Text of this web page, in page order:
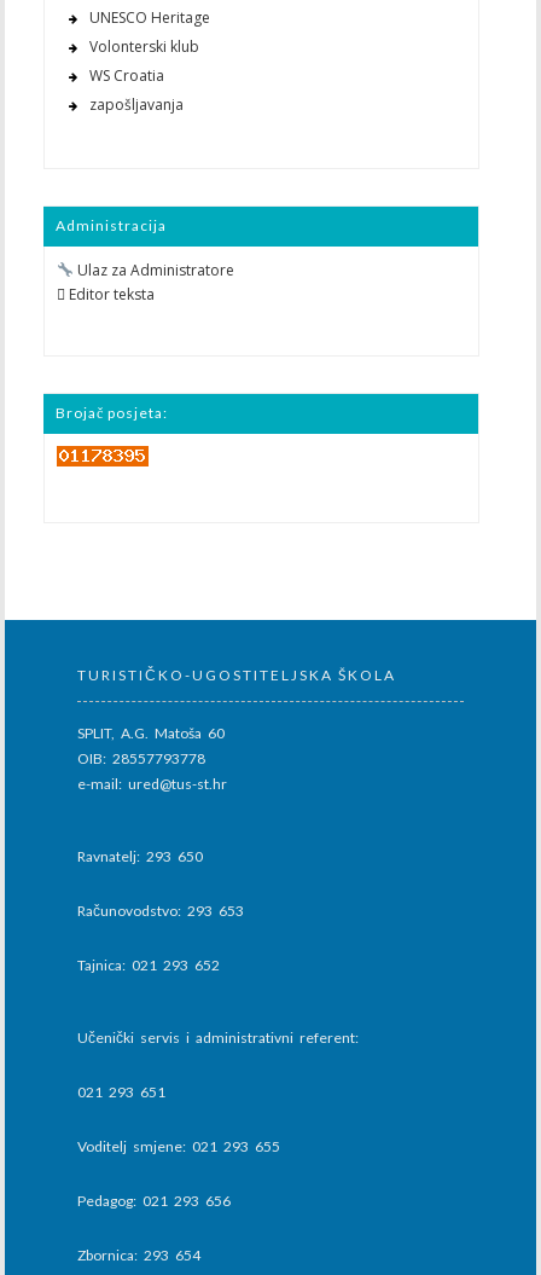
UNESCO Heritage
Volonterski klub
WS Croatia
zapošljavanja
Administracija
Ulaz za Administratore
 Editor teksta
Brojač posjeta:
TURISTIČKO-UGOSTITELJSKA ŠKOLA
SPLIT, A.G. Matoša 60
OIB: 28557793778
e-mail: ured@tus-st.hr
Ravnatelj: 293 650
Računovodstvo: 293 653
Tajnica: 021 293 652
Učenički servis i administrativni referent:
021 293 651
Voditelj smjene: 021 293 655
Pedagog: 021 293 656
Zbornica: 293 654